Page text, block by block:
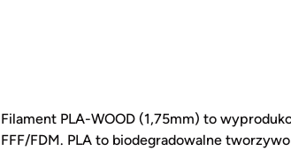
Filament PLA-WOOD (1,75mm) to
FFF/FDM. PLA to biodegradowalne